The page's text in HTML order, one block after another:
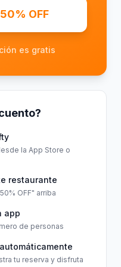
OFF
es gratis
la App Store o
restaurante
OFF" arriba
app
de personas
tu reserva y disfruta